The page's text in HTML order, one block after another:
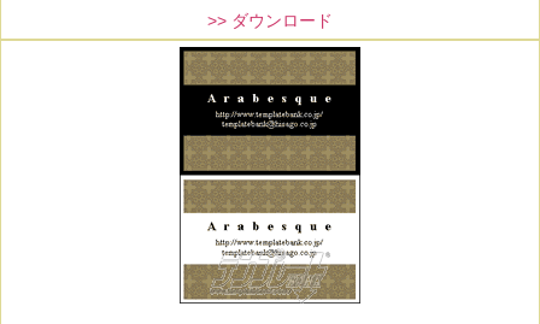
>> ダウンロード